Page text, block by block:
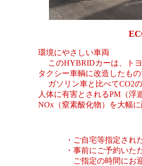
環境にやさしい車両
このHYBRIDカーは、ト
タクシー車輌に改造したもの
ガソリン車と比べてCO2の
人体に有害とされるPM（浮
NOx（窒素酸化物）を大幅
・ご自宅等指定され
・事前にご予約いた
ご指定の時間にお